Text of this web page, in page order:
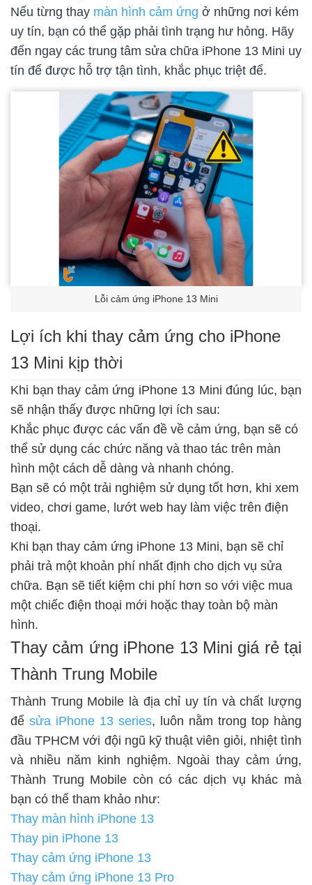
Nếu từng thay màn hình cảm ứng ở những nơi kém
uy tín, bạn có thể gặp phải tình trạng hư hỏng. Hãy
đến ngay các trung tâm sửa chữa iPhone 13 Mini uy
tín để được hỗ trợ tận tình, khắc phục triệt để.
Lỗi cảm ứng iPhone 13 Mini
Lợi ích khi thay cảm ứng cho iPhone
13 Mini kịp thời
Khi bạn thay cảm ứng iPhone 13 Mini đúng lúc, bạn
sẽ nhận thấy được những lợi ích sau:
Khắc phục được các vấn đề về cảm ứng, bạn sẽ có
thể sử dụng các chức năng và thao tác trên màn
hình một cách dễ dàng và nhanh chóng.
Bạn sẽ có một trải nghiệm sử dụng tốt hơn, khi xem
video, chơi game, lướt web hay làm việc trên điện
thoại.
Khi bạn thay cảm ứng iPhone 13 Mini, bạn sẽ chỉ
phải trả một khoản phí nhất định cho dịch vụ sửa
chữa. Bạn sẽ tiết kiệm chi phí hơn so với việc mua
một chiếc điện thoại mới hoặc thay toàn bộ màn
hình.
Thay cảm ứng iPhone 13 Mini giá rẻ tại
Thành Trung Mobile
Thành Trung Mobile là địa chỉ uy tín và chất lượng
để sửa iPhone 13 series, luôn nằm trong top hàng
đầu TPHCM với đội ngũ kỹ thuật viên giỏi, nhiệt tình
và nhiều năm kinh nghiệm. Ngoài thay cảm ứng,
Thành Trung Mobile còn có các dịch vụ khác mà
bạn có thể tham khảo như:
Thay màn hình iPhone 13
Thay pin iPhone 13
Thay cảm ứng iPhone 13
Thay cảm ứng iPhone 13 Pro